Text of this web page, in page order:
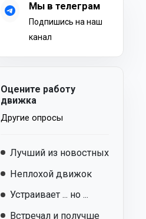
Мы в телеграм
Подпишись на наш
канал
Оцените работу
движка
Другие опросы
Лучший из новостных
Неплохой движок
Устраивает ... но ...
Встречал и получше